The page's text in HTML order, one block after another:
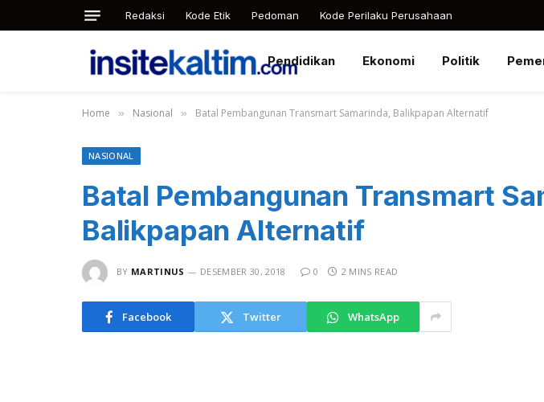
Redaksi Kode Etik Pedoman Kode Perilaku Perusahaan
Pendidikan Ekonomi Politik
Home » Nasional » Batal Pembangunan Transmart Samarinda, Balikpapan Alternatif
NASIONAL
Batal Pembangunan Transmart
Balikpapan Alternatif
BY MARTINUS DESEMBER 30, 2018 0 2 MINS READ
Facebook Twitter WhatsApp